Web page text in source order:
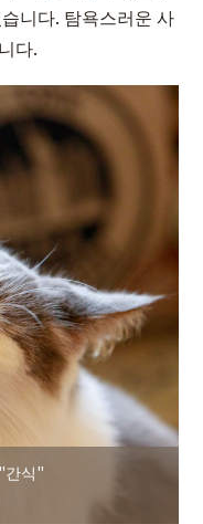
니다. 탐욕스러운 사
다.
간식"